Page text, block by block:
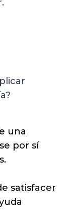
una
por sí
satisfacer